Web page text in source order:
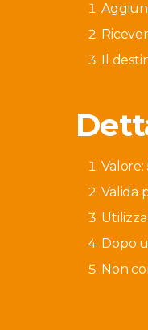
Il
Valore:
Valida
Dopo
Non